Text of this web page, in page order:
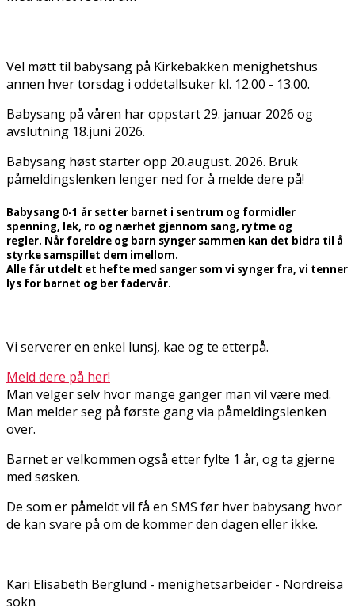
Vel møtt til babysang på Kirkebakken menighetshus
annen hver torsdag i oddetallsuker kl. 12.00 - 13.00.
Babysang på våren har oppstart 29. januar 2026 og
avslutning 18.juni 2026.
Babysang høst starter opp 20.august. 2026. Bruk
påmeldingslenken lenger ned for å melde dere på!
Babysang 0-1 år setter barnet i sentrum og formidler
spenning, lek, ro og nærhet gjennom sang, rytme og
regler. Når foreldre og barn synger sammen kan det bidra til å
styrke samspillet dem imellom.
Alle får utdelt et hefte med sanger som vi synger fra, vi tenner
lys for barnet og ber fadervår.
Vi serverer en enkel lunsj, kaffe og te etterpå.
Meld dere på her!
Man velger selv hvor mange ganger man vil være med.
Man melder seg på første gang via påmeldingslenken
over.
Barnet er velkommen også etter fylte 1 år, og ta gjerne
med søsken.
De som er påmeldt vil få en SMS før hver babysang hvor
de kan svare på om de kommer den dagen eller ikke.
Kari Elisabeth Berglund - menighetsarbeider - Nordreisa
sokn